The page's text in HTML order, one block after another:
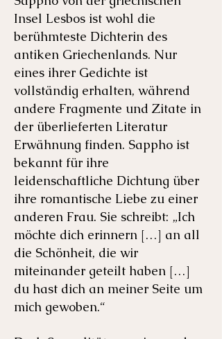
Insel Lesbos ist wohl die
berühmteste Dichterin des
antiken Griechenlands. Nur
eines ihrer Gedichte ist
vollständig erhalten, während
andere Fragmente und Zitate in
der überlieferten Literatur
Erwähnung finden. Sappho ist
bekannt für ihre
leidenschaftliche Dichtung über
ihre romantische Liebe zu einer
anderen Frau. Sie schreibt: „Ich
möchte dich erinnern […] an all
die Schönheit, die wir
miteinander geteilt haben […]
du hast dich an meiner Seite um
mich gewoben.“